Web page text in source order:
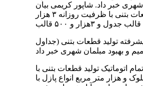
خبر داد. شاپور کریمی بیان
کرد: یکی از پیشرفته‌ترین دستگاههای تمام اتوماتیک تولید قطعات بتنی با ظرفیت روزانه ۳ هزار
تولید قطعات بتنی (جداول
اتوماتیک تولید قطعات بتنی با
هزار قالب جدول و ۳هزار و ۵۰۰ قالب بلوک و هزار متر مربع انواع پازل با